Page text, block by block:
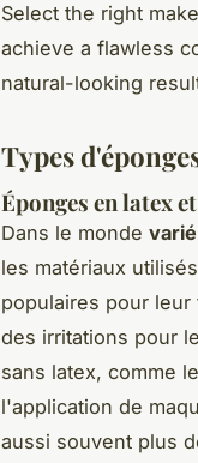
Select the right
achieve a flawless
natural-looking
Types
Éponges en latex
Dans le monde
les matériaux
populaires pour
des irritations pour
sans latex, comme
l'application de
aussi souvent plus